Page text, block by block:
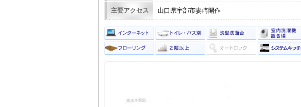
主要アクセス 山口県宇部市妻崎開作